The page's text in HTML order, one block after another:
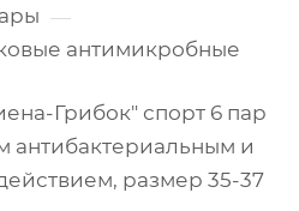
—
антимикробные
Грибок" спорт 6 пар
антибактериальным и
размер 35-37